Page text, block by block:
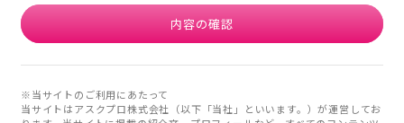
内容の確認
※当サイトのご利用にあたって
当サイトはアスクプロ株式会社（以下「当社」といいます。）が運営してお